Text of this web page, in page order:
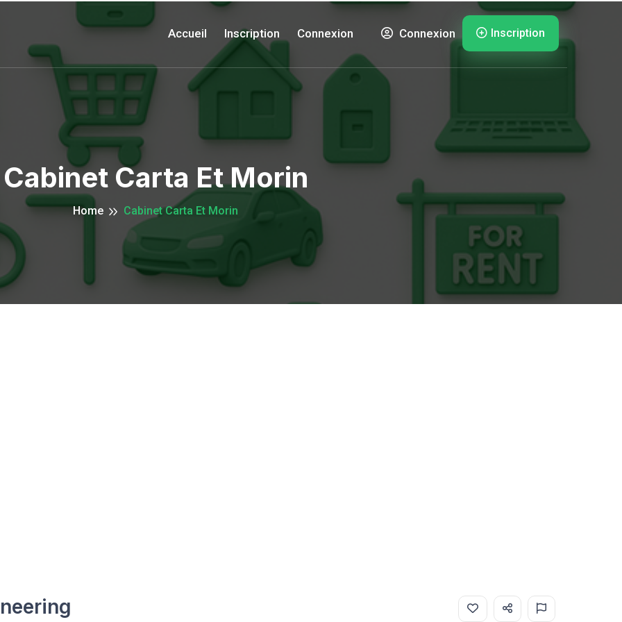
Accueil Inscription Connexion Connexion Inscription
Cabinet Carta Et Morin
Home Cabinet Carta Et Morin